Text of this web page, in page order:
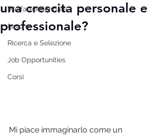
Welfare Aziendale
Lavoro
Ricerca e Selezione
Job Opportunities
Corsi
una crescita personale e
professionale?
Mi piace immaginarlo come un